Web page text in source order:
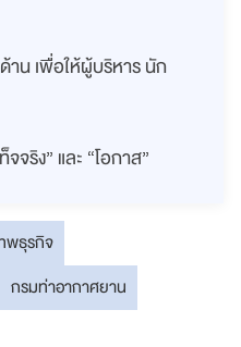
น เพื่อให้ผู้บริหาร นัก
จริง” และ “โอกาส”
พธุรกิจ
กรมท่าอากาศยาน